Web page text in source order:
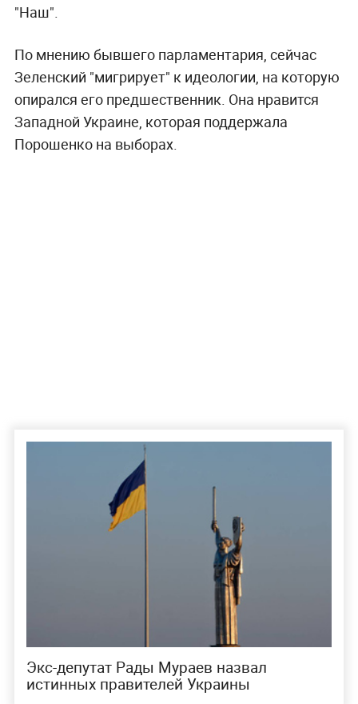
"Наш".
По мнению бывшего парламентария, сейчас
Зеленский "мигрирует" к идеологии, на которую
опирался его предшественник. Она нравится
Западной Украине, которая поддержала
Порошенко на выборах.
Экс-депутат Рады Мураев назвал
истинных правителей Украины